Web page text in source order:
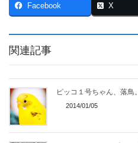
Facebook X
関連記事
ピッコ１号ちゃん、落鳥。
2014/01/05